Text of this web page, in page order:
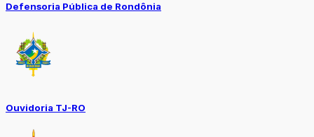
Defensoria Pública de Rondônia
Ouvidoria TJ-RO